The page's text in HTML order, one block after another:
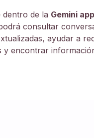
dentro de la Gemini app
consultar
ayudar a
y encontrar